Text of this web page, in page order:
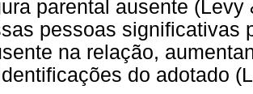
parental ausente
pessoas significativas
na relação,
do adotado